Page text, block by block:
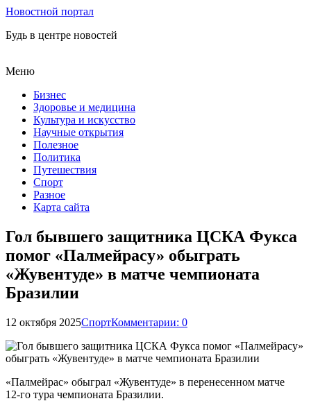
Новостной портал
Будь в центре новостей
Меню
Бизнес
Здоровье и медицина
Культура и искусство
Научные открытия
Полезное
Политика
Путешествия
Спорт
Разное
Карта сайта
Гол бывшего защитника ЦСКА Фукса
помог «Палмейрасу» обыграть
«Жувентуде» в матче чемпионата
Бразилии
12 октября 2025СпортКомментарии: 0
«Палмейрас» обыграл «Жувентуде» в перенесенном матче
12‑го тура чемпионата Бразилии.